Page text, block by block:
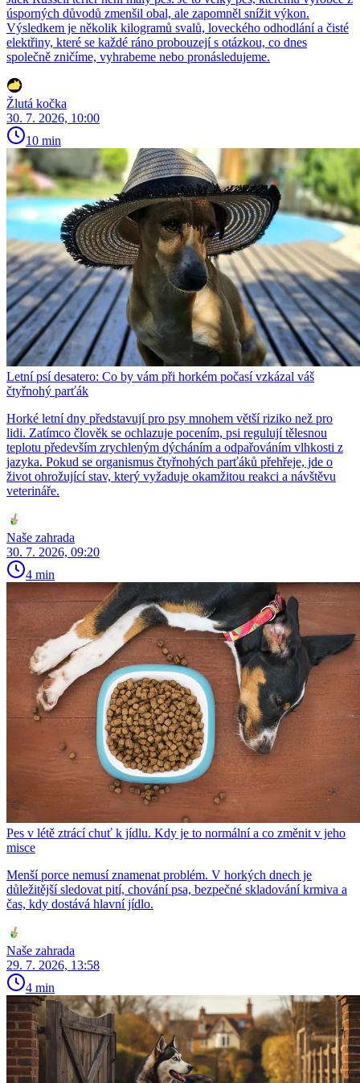
úsporných důvodů zmenšil obal, ale zapomněl snížit výkon.
Výsledkem je několik kilogramů svalů, loveckého odhodlání a čisté
elektřiny, které se každé ráno probouzejí s otázkou, co dnes
společně zničíme, vyhrabeme nebo pronásledujeme.
Žlutá kočka
30. 7. 2026, 10:00
10 min
Letní psí desatero: Co by vám při horkém počasí vzkázal váš
čtyřnohý parťák
Horké letní dny představují pro psy mnohem větší riziko než pro
lidi. Zatímco člověk se ochlazuje pocením, psi regulují tělesnou
teplotu především zrychleným dýcháním a odpařováním vlhkosti z
jazyka. Pokud se organismus čtyřnohých parťáků přehřeje, jde o
život ohrožující stav, který vyžaduje okamžitou reakci a návštěvu
veterináře.
Naše zahrada
30. 7. 2026, 09:20
4 min
Pes v létě ztrácí chuť k jídlu. Kdy je to normální a co změnit v jeho
misce
Menší porce nemusí znamenat problém. V horkých dnech je
důležitější sledovat pití, chování psa, bezpečné skladování krmiva a
čas, kdy dostává hlavní jídlo.
Naše zahrada
29. 7. 2026, 13:58
4 min